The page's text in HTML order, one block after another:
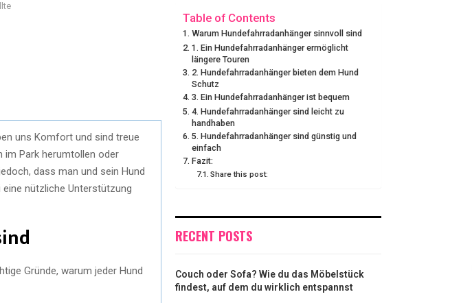
uns Komfort und sind treue
im Park herumtollen oder
dass man und sein Hund
nützliche Unterstützung
Gründe, warum jeder Hund
Table of Contents
Warum Hundefahrradanhänger sinnvoll sind
1. Ein Hundefahrradanhänger ermöglicht
längere Touren
2. Hundefahrradanhänger bieten dem Hund
Schutz
3. Ein Hundefahrradanhänger ist bequem
4. Hundefahrradanhänger sind leicht zu
handhaben
5. Hundefahrradanhänger sind günstig und
einfach
Fazit:
Share this post:
RECENT POSTS
Couch oder Sofa? Wie du das Möbelstück
findest, auf dem du wirklich entspannst